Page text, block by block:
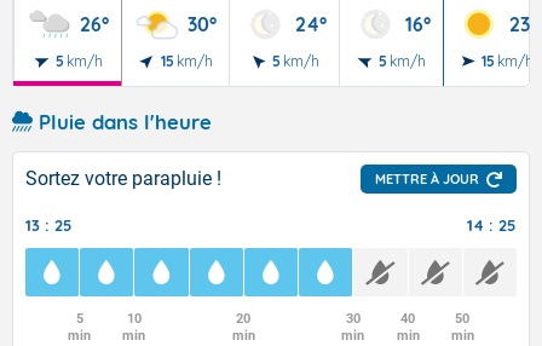
26°
5 km/h
30°
15 km/h
24°
5 km/h
16°
5 km/h
23°
15 km/h
Pluie dans l'heure
Sortez votre parapluie ! METTRE À JOUR
13 : 25 14 : 25
5
min
10
min
20
min
30
min
40
min
50
min